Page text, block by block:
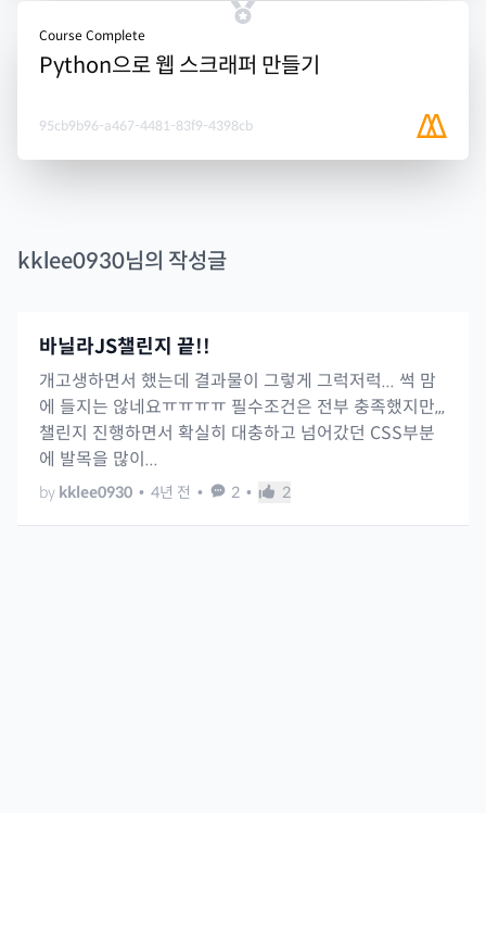
Course Complete
Python으로 웹 스크래퍼 만들기
95cb9b96-a467-4481-83f9-4398cb
kklee0930님의 작성글
바닐라JS챌린지 끝!!
개고생하면서 했는데 결과물이 그렇게 그럭저럭... 썩 맘
에 들지는 않네요ㅠㅠㅠㅠ 필수조건은 전부 충족했지만,,,
챌린지 진행하면서 확실히 대충하고 넘어갔던 CSS부분
에 발목을 많이...
by kklee0930 • 4년 전 • 2 • 2